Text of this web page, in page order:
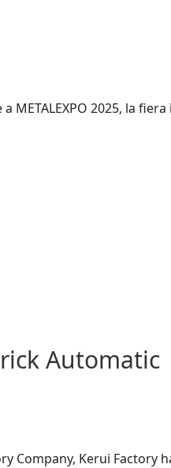
METALEXPO 2025, la
Automatic
Company, Kerui Factory